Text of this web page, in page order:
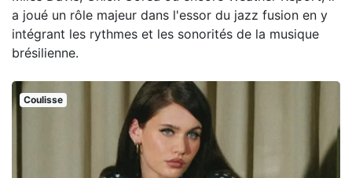
a joué un rôle majeur dans l'essor du jazz fusion en y
intégrant les rythmes et les sonorités de la musique
brésilienne.
Coulisse